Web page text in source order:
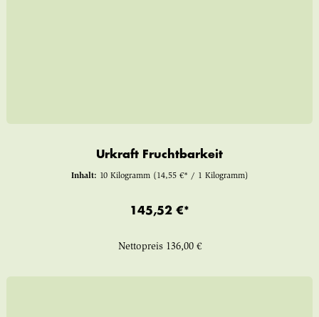
Urkraft Fruchtbarkeit
Inhalt: 10 Kilogramm (14,55 €* / 1 Kilogramm)
145,52 €*
Nettopreis 136,00 €